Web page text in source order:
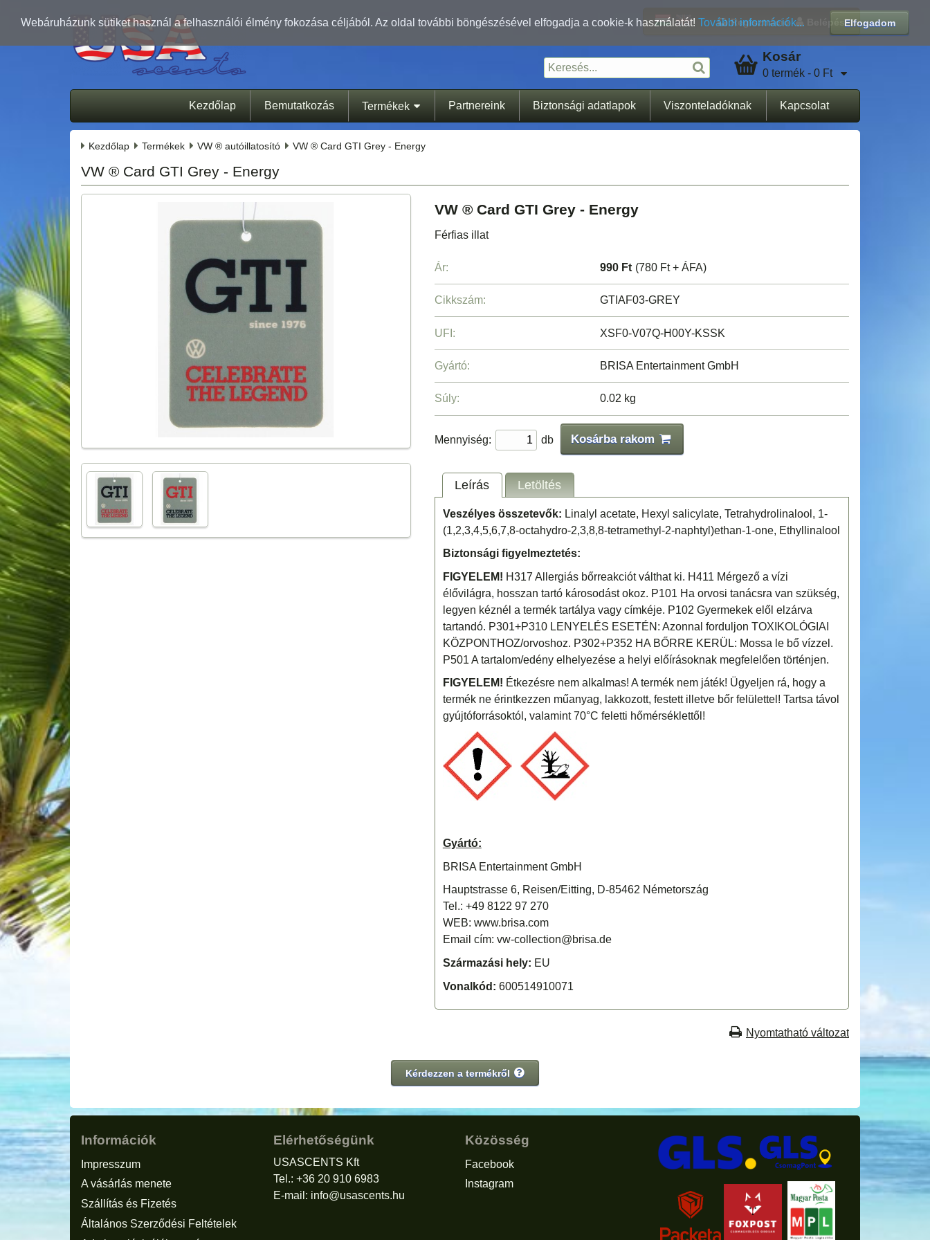
Elfogadom
Webáruházunk sütiket használ a felhasználói élmény fokozása céljából. Az oldal további böngészésével elfogadja a cookie-k használatát! További információk...
Regisztráció Belépés
Kosár
0 termék - 0 Ft
Kezdőlap Bemutatkozás Termékek Partnereink Biztonsági adatlapok Viszonteladóknak Kapcsolat
Kezdőlap Termékek VW ® autóillatosító VW ® Card GTI Grey - Energy
VW ® Card GTI Grey - Energy
VW ® Card GTI Grey - Energy
Férfias illat
Ár: 990 Ft (780 Ft + ÁFA)
Cikkszám: GTIAF03-GREY
UFI: XSF0-V07Q-H00Y-KSSK
Gyártó: BRISA Entertainment GmbH
Súly: 0.02 kg
Mennyiség: db Kosárba rakom
Leírás Letöltés
Veszélyes összetevők: Linalyl acetate, Hexyl salicylate, Tetrahydrolinalool, 1-
(1,2,3,4,5,6,7,8-octahydro-2,3,8,8-tetramethyl-2-naphtyl)ethan-1-one, Ethyllinalool
Biztonsági figyelmeztetés:
FIGYELEM! H317 Allergiás bőrreakciót válthat ki. H411 Mérgező a vízi
élővilágra, hosszan tartó károsodást okoz. P101 Ha orvosi tanácsra van szükség,
legyen kéznél a termék tartálya vagy címkéje. P102 Gyermekek elől elzárva
tartandó. P301+P310 LENYELÉS ESETÉN: Azonnal forduljon TOXIKOLÓGIAI
KÖZPONTHOZ/orvoshoz. P302+P352 HA BŐRRE KERÜL: Mossa le bő vízzel.
P501 A tartalom/edény elhelyezése a helyi előírásoknak megfelelően történjen.
FIGYELEM! Étkezésre nem alkalmas! A termék nem játék! Ügyeljen rá, hogy a
termék ne érintkezzen műanyag, lakkozott, festett illetve bőr felülettel! Tartsa távol
gyújtóforrásoktól, valamint 70°C feletti hőmérséklettől!
Gyártó:
BRISA Entertainment GmbH
Hauptstrasse 6, Reisen/Eitting, D-85462 Németország
Tel.: +49 8122 97 270
WEB: www.brisa.com
Email cím: vw-collection@brisa.de
Származási hely: EU
Vonalkód: 600514910071
Nyomtatható változat
Kérdezzen a termékről
Információk
Impresszum
A vásárlás menete
Szállítás és Fizetés
Általános Szerződési Feltételek
Elérhetőségünk
USASCENTS Kft
Tel.: +36 20 910 6983
E-mail: info@usascents.hu
Közösség
Facebook
Instagram